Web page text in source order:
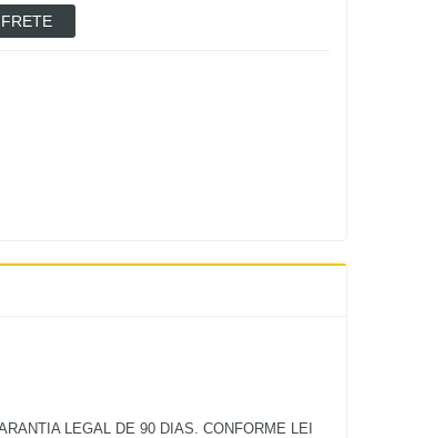
LEGAL DE 90 DIAS. CONFORME LEI